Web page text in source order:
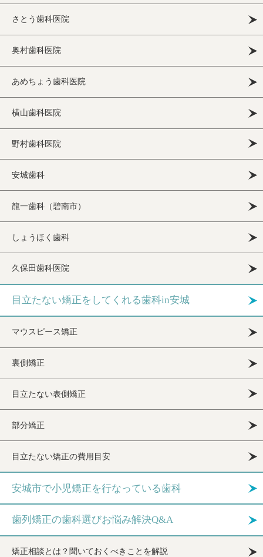
さとう歯科医院
奥村歯科医院
あめちょう歯科医院
横山歯科医院
野村歯科医院
安城歯科
龍一歯科（碧南市）
しょうほく歯科
久保田歯科医院
目立たない矯正をしてくれる歯科in安城
マウスピース矯正
裏側矯正
目立たない表側矯正
部分矯正
目立たない矯正の費用目安
安城市で小児矯正を行なっている歯科
歯列矯正の歯科選びお悩み解決Q&A
矯正相談とは？聞いておくべきことを解説